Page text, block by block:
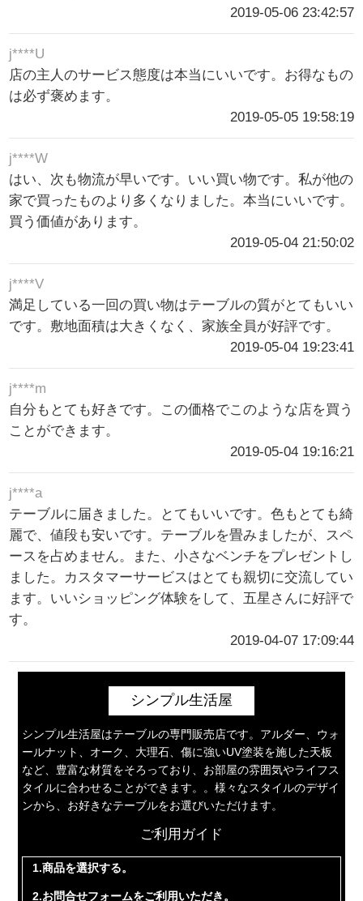
2019-05-06 23:42:57
j****U
店の主人のサービス態度は本当にいいです。お得なもの
は必ず褒めます。
2019-05-05 19:58:19
j****W
はい、次も物流が早いです。いい買い物です。私が他の
家で買ったものより多くなりました。本当にいいです。
買う価値があります。
2019-05-04 21:50:02
j****V
満足している一回の買い物はテーブルの質がとてもいい
です。敷地面積は大きくなく、家族全員が好評です。
2019-05-04 19:23:41
j****m
自分もとても好きです。この価格でこのような店を買う
ことができます。
2019-05-04 19:16:21
j****a
テーブルに届きました。とてもいいです。色もとても綺
麗で、値段も安いです。テーブルを畳みましたが、スペ
ースを占めません。また、小さなベンチをプレゼントし
ました。カスタマーサービスはとても親切に交流してい
ます。いいショッピング体験をして、五星さんに好評で
す。
2019-04-07 17:09:44
シンプル生活屋
シンプル生活屋はテーブルの専門販売店です。アルダー、ウォ
ールナット、オーク、大理石、傷に強いUV塗装を施した天板
など、豊富な材質をそろっており、お部屋の雰囲気やライフス
タイルに合わせることができます。。様々なスタイルのデザイ
ンから、お好きなテーブルをお選びいただけます。
ご利用ガイド
1.商品を選択する。
2.お問合せフォームをご利用いただき。